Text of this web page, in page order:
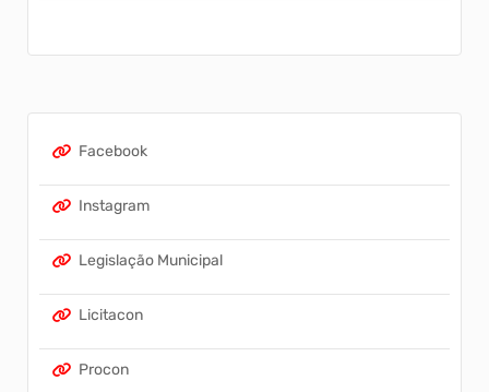
Facebook
Instagram
Legislação Municipal
Licitacon
Procon